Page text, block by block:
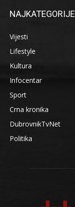
NAJKATEGORIJE
Vijesti
Lifestyle
Kultura
Infocentar
Sport
Crna kronika
DubrovnikTvNet
Politika